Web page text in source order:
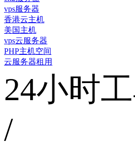
vps服务器
香港云主机
美国主机
vps云服务器
PHP主机空间
云服务器租用
24小时
/